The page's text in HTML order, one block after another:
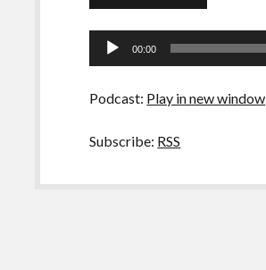
de
–
2:
FI
Tocador
00:00
Podcast: Play in new window
Subscribe: RSS